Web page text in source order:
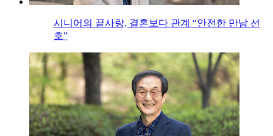
시니어의 끝사랑, 결혼보다 관계 “안전한 만남 선
호”